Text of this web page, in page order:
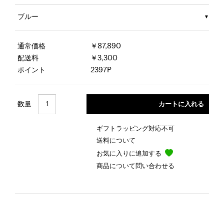
ブルー
通常価格
￥87,890
配送料
￥3,300
ポイント
2397P
数量
ギフトラッピング対応不可
送料について
お気に入りに追加する
商品について問い合わせる